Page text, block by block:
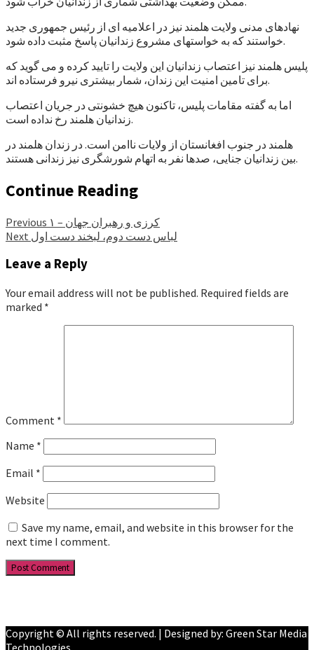
نهادهای مدنی ولایت هلمند نیز در اعلامیه ای از رئیس جمهوری جدید
خواستند که به خواستهای مشروع زندانیان پاسخ مثبت داده شود.
پلیس هلمند نیز اعتصاب زندانیان این ولایت را تایید کرده و می گوید که
برای تامین امنیت این زندان، شمار بیشتری نیرو فرستاده اند.
اما به گفته مقامات پلیس، تاکنون هیچ خشونتی در جریان اعتصاب
زندانیان هلمند رخ نداده است.
هلمند در جنوب افغانستان از ولایات ناامن است. در زندان هلمند در
بین زندانیان جنایی، صدها نفر به اتهام شورشگری نیز زندانی هستند.
Continue Reading
Previous
کرزی و رهبران جهان – ۱
Next لباس دست دوم، لبخند دست اول
Leave a Reply
Your email address will not be published. Required fields are
marked *
Comment *
Name *
Email *
Website
Save my name, email, and website in this browser for the
next time I comment.
Copyright © All rights reserved. | Designed by: Green Star Media